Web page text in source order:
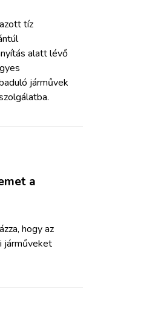
tíz
alatt lévő
járművek
a
hogy az
járműveket